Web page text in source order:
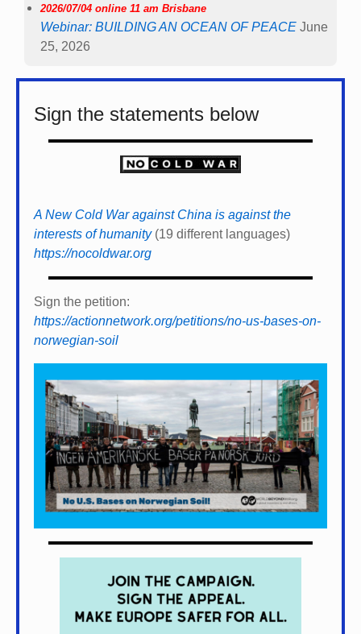
2026/07/04 online 11 am Brisbane
Webinar: BUILDING AN OCEAN OF PEACE June
25, 2026
Sign the statements below
A New Cold War against China is against the
interests of humanity(19 different languages)
https://nocoldwar.org
Sign the petition:
https://actionnetwork.org/petitions/no-us-bases-on-
norwegian-soil